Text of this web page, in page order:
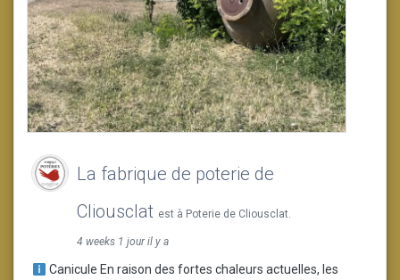
La fabrique de poterie de
Cliousclat est à Poterie de Cliousclat.
4 weeks 1 jour il y a
Canicule En raison des fortes chaleurs actuelles, les